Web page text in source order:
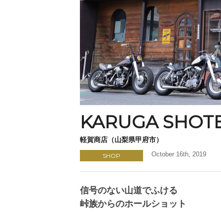
KARUGA
軽賀商店（山梨県甲府市）
SHOP October 16th, 2019
信号のない山道でふける
峠族からのホールショット